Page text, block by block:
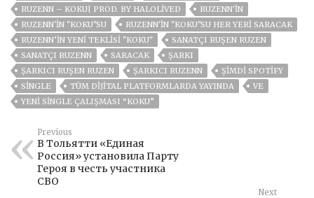
RUZENN – KOKU| PROD. BY HALOLIVED
RUZENN'İN
RUZENN'İN ''KOKU''SU
RUZENN'İN ''KOKU''SU HER YERİ SARACAK
RUZENN’IN YENI TEKLISI "KOKU"
SANATÇI RUŞEN RUZEN
SANATÇI RUZENN
SARACAK
ŞARKI
ŞARKICI RUŞEN RUZEN
ŞARKICI RUZENN
ŞIMDI SPOTIFY
SİNGLE
TÜM DİJİTAL PLATFORMLARDA YAYINDA
VE
YENI SINGLE ÇALIŞMASI “KOKU”
Previous
В Тольятти «Единая
Россия» установила Парту
Героя в честь участника
СВО
Next